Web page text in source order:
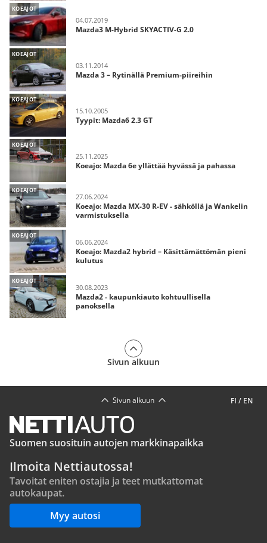
KOEAJOT
04.07.2019
Mazda3 M-Hybrid SKYACTIV-G 2.0
KOEAJOT
03.11.2014
Mazda 3 – Rytinällä Premium-piireihin
KOEAJOT
15.10.2005
Tyypit: Mazda6 2.3 GT
KOEAJOT
25.11.2025
Koeajo: Mazda 6e yllättää hyvässä ja pahassa
KOEAJOT
27.06.2024
Koeajo: Mazda MX-30 R-EV - sähköllä ja Wankelin
varmistuksella
KOEAJOT
06.06.2024
Koeajo: Mazda2 hybrid – Käsittämättömän pieni
kulutus
KOEAJOT
30.08.2023
Mazda2 - kaupunkiauto kohtuullisella
panoksella
Sivun alkuun
FI / EN
Sivun alkuun
Suomen suosituin autojen markkinapaikka
Ilmoita Nettiautossa!
Tavoitat eniten ostajia ja teet mutkattomat
autokaupat.
Myy autosi